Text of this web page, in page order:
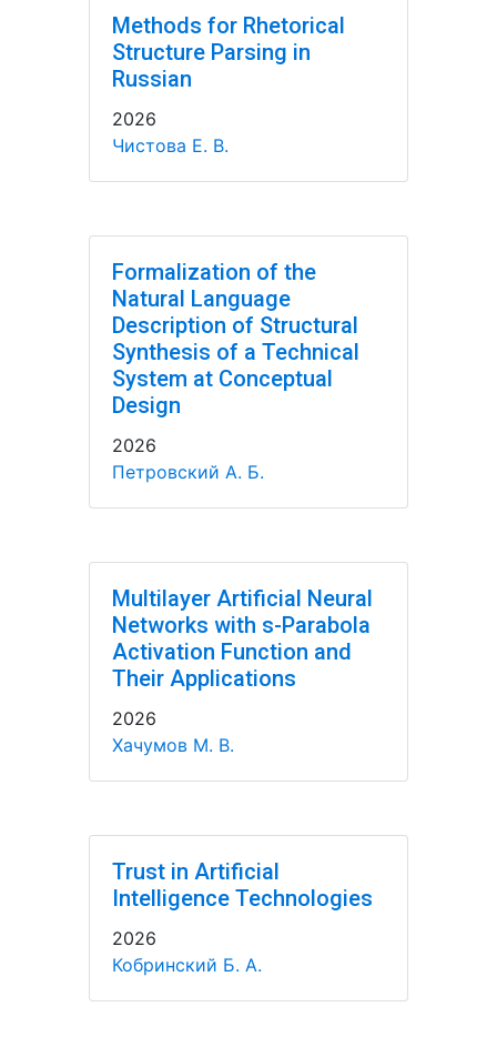
Methods for Rhetorical
Structure Parsing in
Russian
2026
Чистова Е. В.
Formalization of the
Natural Language
Description of Structural
Synthesis of a Technical
System at Conceptual
Design
2026
Петровский А. Б.
Multilayer Artificial Neural
Networks with s-Parabola
Activation Function and
Their Applications
2026
Хачумов М. В.
Trust in Artificial
Intelligence Technologies
2026
Кобринский Б. А.